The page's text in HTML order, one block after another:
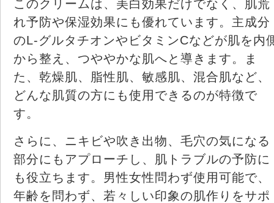
このクリームは、美白効果だけでなく、肌荒
れ予防や保湿効果にも優れています。主成分
のL-グルタチオンやビタミンCなどが肌を内
から整え、つややかな肌へと導きます。ま
た、乾燥肌、脂性肌、敏感肌、混合肌など、
どんな肌質の方にも使用できるのが特徴で
す。
さらに、ニキビや吹き出物、毛穴の気になる
部分にもアプローチし、肌トラブルの予防に
も役立ちます。男性女性問わず使用可能で、
年齢を問わず、若々しい印象の肌作りをサポ